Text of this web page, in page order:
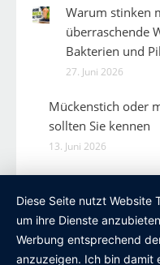
Warum stinken
überraschende
Bakterien und
27. Juni 2026
Mückenstich oder
sollten Sie kennen
13. Juni 2026
Diese Seite nutzt Website
um ihre Dienste
Werbung entsprechend
anzuzeigen. Ich bin damit